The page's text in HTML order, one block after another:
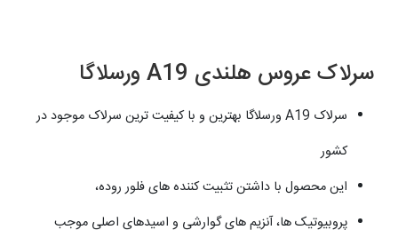
سرلاک عروس هلندی A19 ورسلاگا
سرلاک A19 ورسلاگا بهترین و با کیفیت ترین سرلاک موجود در
کشور
این محصول با داشتن تثبیت کننده های فلور روده،
پروبیوتیک ها، آنزیم های گوارشی و اسیدهای اصلی موجب